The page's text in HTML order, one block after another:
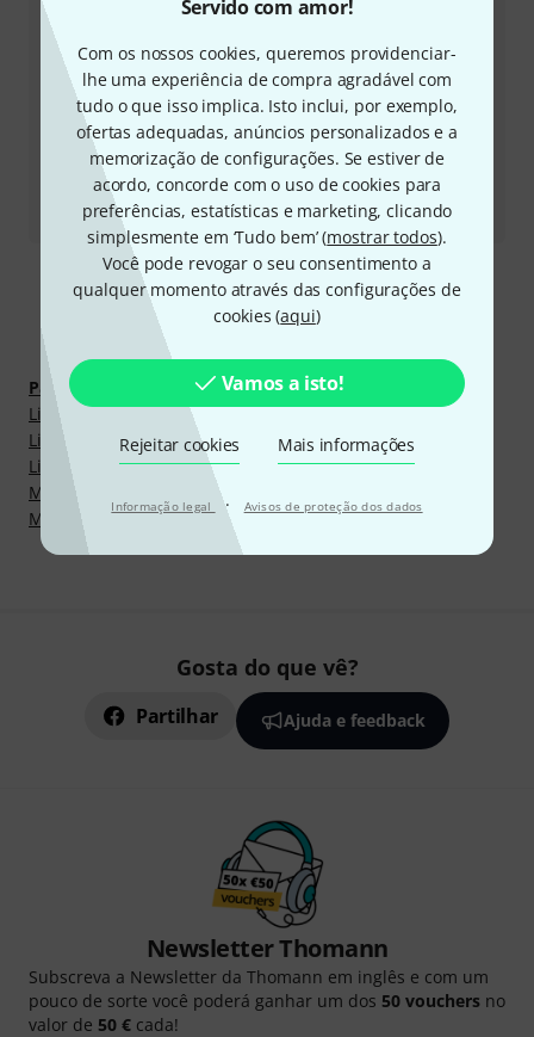
Servido com amor!
Com os nossos cookies, queremos providenciar-
lhe uma experiência de compra agradável com
tudo o que isso implica. Isto inclui, por exemplo,
ofertas adequadas, anúncios personalizados e a
memorização de configurações. Se estiver de
acordo, concorde com o uso de cookies para
preferências, estatísticas e marketing, clicando
simplesmente em ‘Tudo bem’ (mostrar todos).
Você pode revogar o seu consentimento a
qualquer momento através das configurações de
cookies (aqui)
Vamos a isto!
Rejeitar cookies Mais informações
Informação legal · Avisos de proteção dos dados
Solicitar devolução da chamada
Outras formas de entrar em contacto connosco
Devolver produto
Todos os contactos
Descobrir mais
Partituras, livros e DVDs
Livros de outras matérias
Livros sobre instrumentos
Livros sobre sintetizadores
Masterclasses para guitarra
Método para contrabaixo
Gosta do que vê?
Partilhar Ajuda e feedback
Newsletter Thomann
Subscreva a Newsletter da Thomann em inglês e com um
pouco de sorte você poderá ganhar um dos 50 vouchers no
valor de 50 € cada!